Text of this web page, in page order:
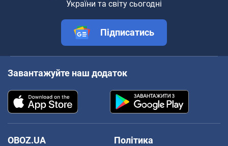
України та світу сьогодні
Підписатись
Завантажуйте наш додаток
OBOZ.UA
Політика